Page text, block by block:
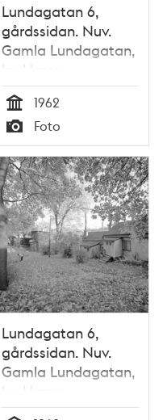
Lundagatan 6,
gårdssidan. Nuv.
Gamla Lundagatan,
kv. Haren
Tid
1962
Typ
Foto
Lundagatan 6,
gårdssidan. Nuv.
Gamla Lundagatan,
kv. Haren